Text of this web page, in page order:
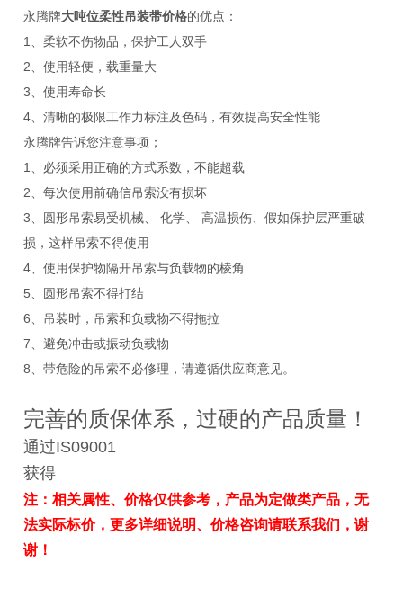
永腾牌大吨位柔性吊装带价格的优点：
1、柔软不伤物品，保护工人双手
2、使用轻便，载重量大
3、使用寿命长
4、清晰的极限工作力标注及色码，有效提高安全性能
永腾牌告诉您注意事项；
1、必须采用正确的方式系数，不能超载
2、每次使用前确信吊索没有损坏
3、圆形吊索易受机械、 化学、 高温损伤、假如保护层严重破
损，这样吊索不得使用
4、使用保护物隔开吊索与负载物的棱角
5、圆形吊索不得打结
6、吊装时，吊索和负载物不得拖拉
7、避免冲击或振动负载物
8、带危险的吊索不必修理，请遵循供应商意见。
完善的质保体系，过硬的产品质量！
通过IS09001
获得
注：相关属性、价格仅供参考，产品为定做类产品，无
法实际标价，更多详细说明、价格咨询请联系我们，谢
谢！